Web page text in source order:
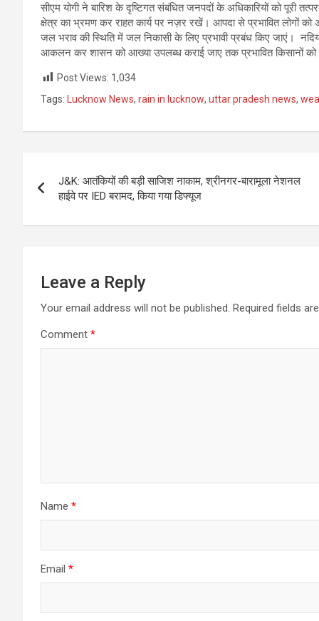
सीएम योगी ने बारिश के दृष्टिगत संबंधित जनपदों के अधिकारियों को पूरी
क्षेत्र का भ्रमण कर राहत कार्य पर नज़र रखें। आपदा से प्रभावित लोगों को
जल भराव की स्थिति में जल निकासी के लिए प्रभावी प्रबंध किए जाएं।
आकलन कर शासन को आख्या उपलब्ध कराई जाए तक प्रभावित किसानों को
Post Views: 1,034
Tags: Lucknow News, rain in lucknow, uttar pradesh news,
navigation
J&K: आतंकियों की बड़ी साजिश नाकाम, श्रीनगर-बारामूला नेशनल
हाईवे पर IED बरामद, किया गया डिफ्यूज
Leave a Reply
Your email address will not be published. Required fields
Comment *
Name *
Email *